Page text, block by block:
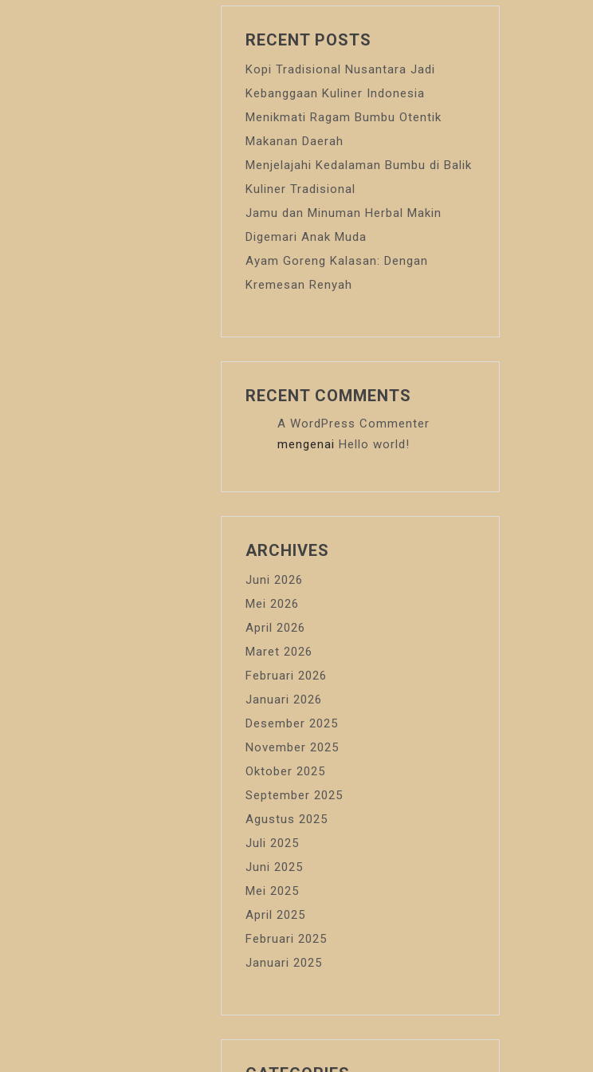
RECENT POSTS
Kopi Tradisional Nusantara Jadi
Kebanggaan Kuliner Indonesia
Menikmati Ragam Bumbu Otentik
Makanan Daerah
Menjelajahi Kedalaman Bumbu di Balik
Kuliner Tradisional
Jamu dan Minuman Herbal Makin
Digemari Anak Muda
Ayam Goreng Kalasan: Dengan
Kremesan Renyah
RECENT COMMENTS
A WordPress Commenter
mengenai Hello world!
ARCHIVES
Juni 2026
Mei 2026
April 2026
Maret 2026
Februari 2026
Januari 2026
Desember 2025
November 2025
Oktober 2025
September 2025
Agustus 2025
Juli 2025
Juni 2025
Mei 2025
April 2025
Februari 2025
Januari 2025